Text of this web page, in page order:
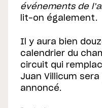
événements de
lit-on également.
Il y aura bien
calendrier du
circuit qui
Juan Villicum
annoncé.